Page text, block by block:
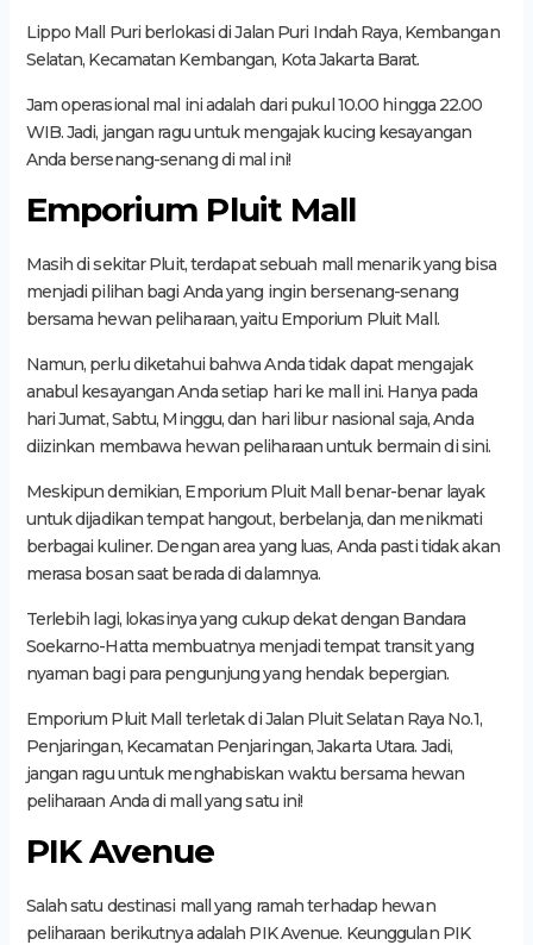
Lippo Mall Puri berlokasi di Jalan Puri Indah Raya, Kembangan
Selatan, Kecamatan Kembangan, Kota Jakarta Barat.
Jam operasional mal ini adalah dari pukul 10.00 hingga 22.00
WIB. Jadi, jangan ragu untuk mengajak kucing kesayangan
Anda bersenang-senang di mal ini!
Emporium Pluit Mall
Masih di sekitar Pluit, terdapat sebuah mall menarik yang bisa
menjadi pilihan bagi Anda yang ingin bersenang-senang
bersama hewan peliharaan, yaitu Emporium Pluit Mall.
Namun, perlu diketahui bahwa Anda tidak dapat mengajak
anabul kesayangan Anda setiap hari ke mall ini. Hanya pada
hari Jumat, Sabtu, Minggu, dan hari libur nasional saja, Anda
diizinkan membawa hewan peliharaan untuk bermain di sini.
Meskipun demikian, Emporium Pluit Mall benar-benar layak
untuk dijadikan tempat hangout, berbelanja, dan menikmati
berbagai kuliner. Dengan area yang luas, Anda pasti tidak akan
merasa bosan saat berada di dalamnya.
Terlebih lagi, lokasinya yang cukup dekat dengan Bandara
Soekarno-Hatta membuatnya menjadi tempat transit yang
nyaman bagi para pengunjung yang hendak bepergian.
Emporium Pluit Mall terletak di Jalan Pluit Selatan Raya No.1,
Penjaringan, Kecamatan Penjaringan, Jakarta Utara. Jadi,
jangan ragu untuk menghabiskan waktu bersama hewan
peliharaan Anda di mall yang satu ini!
PIK Avenue
Salah satu destinasi mall yang ramah terhadap hewan
peliharaan berikutnya adalah PIK Avenue. Keunggulan PIK